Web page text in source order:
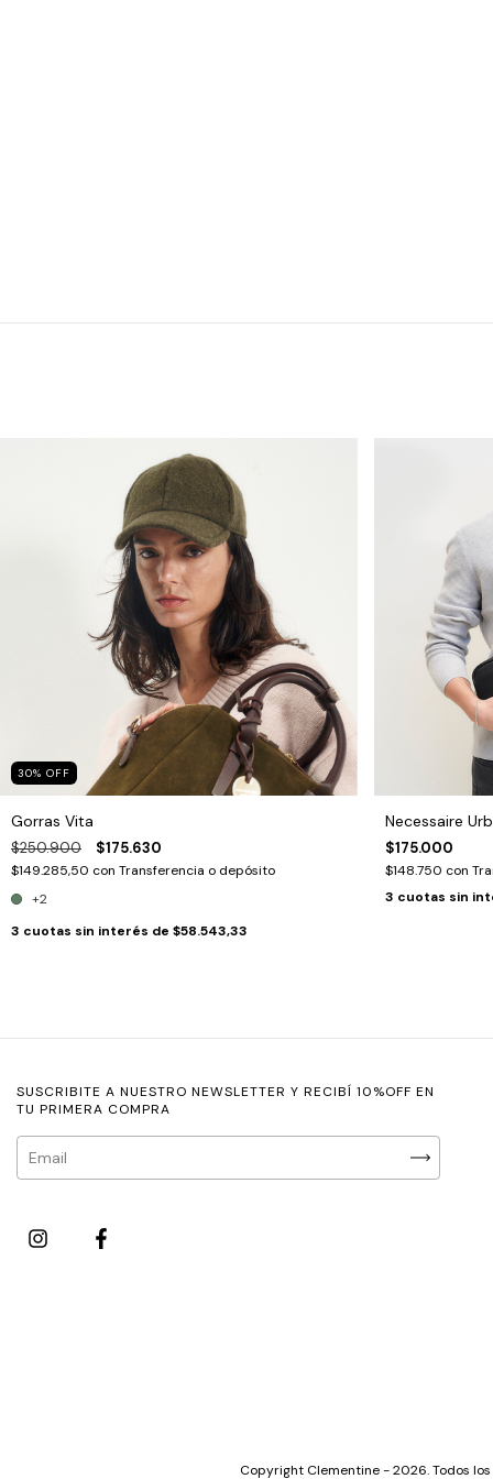
30% OFF
Gorras Vita
$250.900 $175.630
$149.285,50 con Transferencia o depósito
+2
3 cuotas sin interés de $58.543,33
Necessaire
$175.000
$148.750 con
3 cuotas sin
SUSCRIBITE A NUESTRO NEWSLETTER Y RECIBÍ 10%OFF EN
TU PRIMERA COMPRA
Copyright Clementine - 2026. Todos